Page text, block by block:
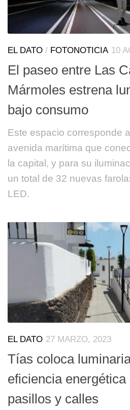
EL DATO / FOTONOTICIA 10
El paseo entre Las
Mármoles estrena
bajo consumo
Este espacio corresponde
avenida marítima que
la capital, y para su
un total de 32 nuevas
LED.
EL DATO 27 MARZO, 2023
Tías coloca
eficiencia energética
pasillos y calles